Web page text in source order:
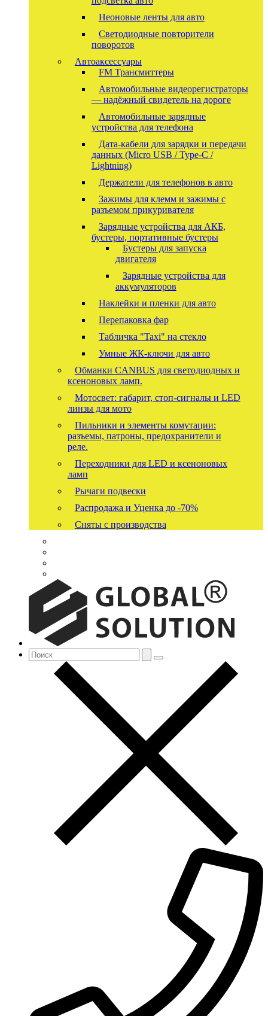
Неоновые ленты для авто
Светодиодные повторители
поворотов
Автоаксессуары
FM Трансмиттеры
Автомобильные видеорегистраторы
— надёжный свидетель на дороге
Автомобильные зарядные
устройства для телефона
Дата-кабели для зарядки и передачи
данных (Micro USB / Type-C /
Lightning)
Держатели для телефонов в авто
Зажимы для клемм и зажимы с
разъемом прикуривателя
Зарядные устройства для АКБ,
бустеры, портативные бустеры
Бустеры для запуска
двигателя
Зарядные устройства для
аккумуляторов
Наклейки и пленки для авто
Перепаковка фар
Табличка "Taxi" на стекло
Умные ЖК-ключи для авто
Обманки CANBUS для светодиодных и
ксеноновых ламп.
Мотосвет: габарит, стоп-сигналы и LED
линзы для мото
Пильники и элементы комутации:
разъемы, патроны, предохранители и
реле.
Переходники для LED и ксеноновых
ламп
Рычаги подвески
Распродажа и Уценка до -70%
Сняты с производства